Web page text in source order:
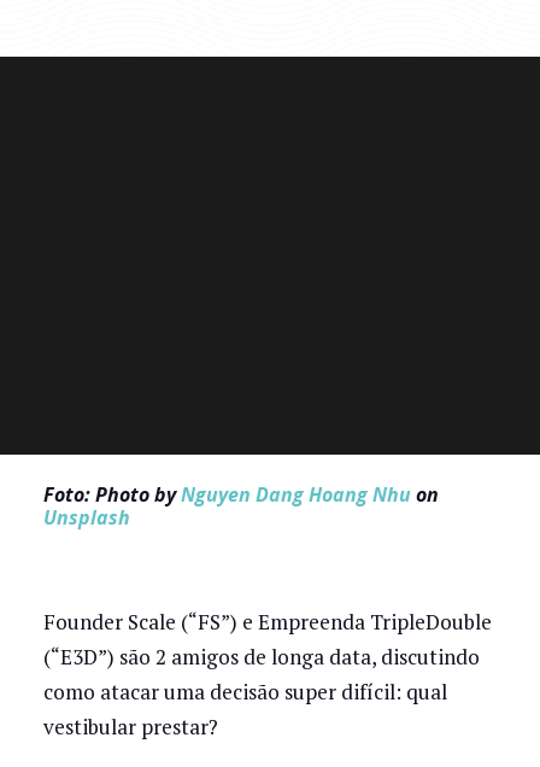
Foto: Photo byNguyen Dang Hoang Nhuon
Unsplash
Founder Scale (“FS”) e Empreenda TripleDouble
(“E3D”) são 2 amigos de longa data, discutindo
como atacar uma decisão super difícil: qual
vestibular prestar?